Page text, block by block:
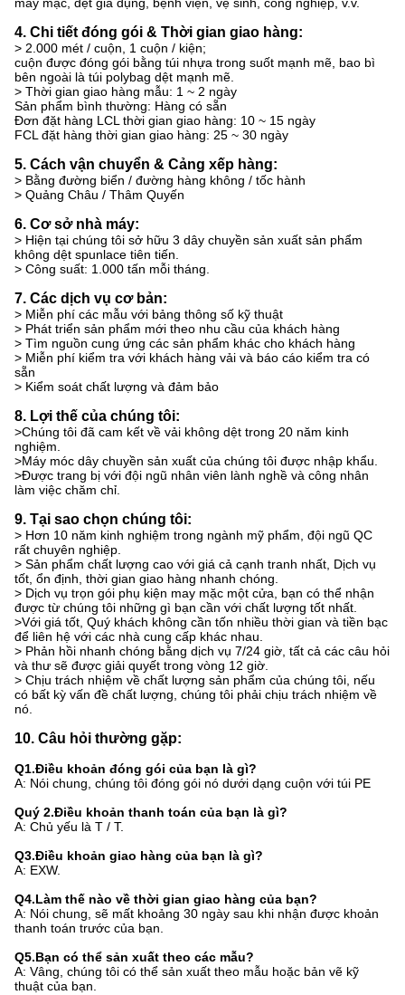
4. Chi tiết đóng gói & Thời gian giao hàng:
> 2.000 mét / cuộn, 1 cuộn / kiện;
cuộn được đóng gói bằng túi nhựa trong suốt mạnh mẽ, bao bì
bên ngoài là túi polybag dệt mạnh mẽ.
> Thời gian giao hàng mẫu: 1 ~ 2 ngày
Sản phẩm bình thường: Hàng có sẵn
Đơn đặt hàng LCL thời gian giao hàng: 10 ~ 15 ngày
FCL đặt hàng thời gian giao hàng: 25 ~ 30 ngày
5. Cách vận chuyển & Cảng xếp hàng:
> Bằng đường biển / đường hàng không / tốc hành
> Quảng Châu / Thâm Quyến
6. Cơ sở nhà máy:
> Hiện tại chúng tôi sở hữu 3 dây chuyền sản xuất sản phẩm
không dệt spunlace tiên tiến.
> Công suất: 1.000 tấn mỗi tháng.
7. Các dịch vụ cơ bản:
> Miễn phí các mẫu với bảng thông số kỹ thuật
> Phát triển sản phẩm mới theo nhu cầu của khách hàng
> Tìm nguồn cung ứng các sản phẩm khác cho khách hàng
> Miễn phí kiểm tra với khách hàng vải và báo cáo kiểm tra có
sẵn
> Kiểm soát chất lượng và đảm bảo
8. Lợi thế của chúng tôi:
>Chúng tôi đã cam kết về vải không dệt trong 20 năm kinh
nghiệm.
>Máy móc dây chuyền sản xuất của chúng tôi được nhập khẩu.
>Được trang bị với đội ngũ nhân viên lành nghề và công nhân
làm việc chăm chỉ.
9. Tại sao chọn chúng tôi:
> Hơn 10 năm kinh nghiệm trong ngành mỹ phẩm, đội ngũ QC
rất chuyên nghiệp.
> Sản phẩm chất lượng cao với giá cả cạnh tranh nhất, Dịch vụ
tốt, ổn định, thời gian giao hàng nhanh chóng.
> Dịch vụ trọn gói phụ kiện may mặc một cửa, bạn có thể nhận
được từ chúng tôi những gì bạn cần với chất lượng tốt nhất.
>Với giá tốt, Quý khách không cần tốn nhiều thời gian và tiền bạc
để liên hệ với các nhà cung cấp khác nhau.
> Phản hồi nhanh chóng bằng dịch vụ 7/24 giờ, tất cả các câu hỏi
và thư sẽ được giải quyết trong vòng 12 giờ.
> Chịu trách nhiệm về chất lượng sản phẩm của chúng tôi, nếu
có bất kỳ vấn đề chất lượng, chúng tôi phải chịu trách nhiệm về
nó.
10. Câu hỏi thường gặp:
Q1.Điều khoản đóng gói của bạn là gì?
A: Nói chung, chúng tôi đóng gói nó dưới dạng cuộn với túi PE
Quý 2.Điều khoản thanh toán của bạn là gì?
A: Chủ yếu là T / T.
Q3.Điều khoản giao hàng của bạn là gì?
A: EXW.
Q4.Làm thế nào về thời gian giao hàng của bạn?
A: Nói chung, sẽ mất khoảng 30 ngày sau khi nhận được khoản
thanh toán trước của bạn.
Q5.Bạn có thể sản xuất theo các mẫu?
A: Vâng, chúng tôi có thể sản xuất theo mẫu hoặc bản vẽ kỹ
thuật của bạn.